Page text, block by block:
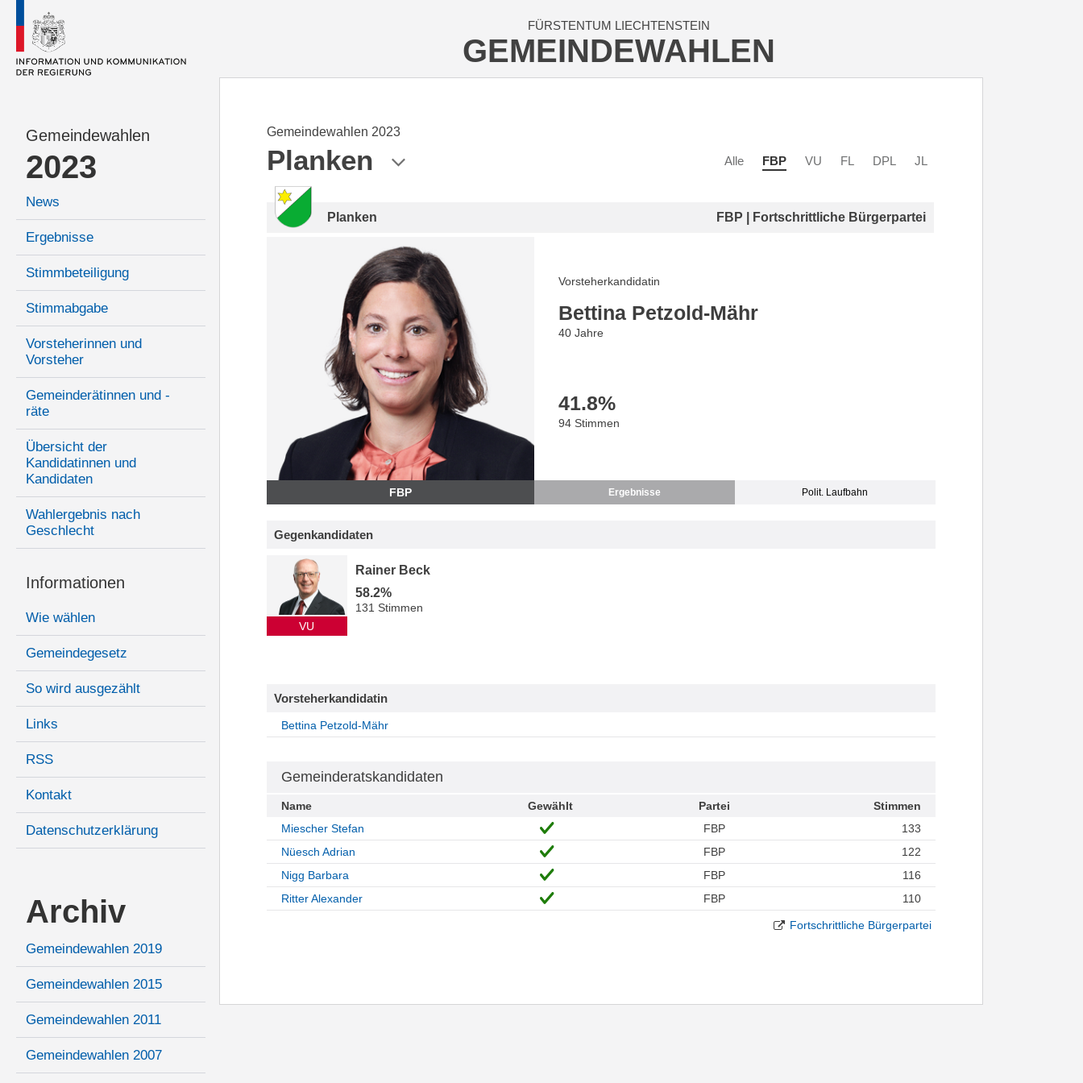
FÜRSTENTUM LIECHTENSTEIN
GEMEINDEWAHLEN
Gemeindewahlen
2023
News
Ergebnisse
Stimmbeteiligung
Stimmabgabe
Vorsteherinnen und
Vorsteher
Gemeinderätinnen und -
räte
Übersicht der
Kandidatinnen und
Kandidaten
Wahlergebnis nach
Geschlecht
Informationen
Wie wählen
Gemeindegesetz
So wird ausgezählt
Links
RSS
Kontakt
Datenschutzerklärung
Archiv
Gemeindewahlen 2019
Gemeindewahlen 2015
Gemeindewahlen 2011
Gemeindewahlen 2007
Gemeindewahlen 2023
Planken Alle FBP VU FL DPL JL
Planken FBP | Fortschrittliche Bürgerpartei
FBP
Vorsteherkandidatin
Bettina Petzold-Mähr
40 Jahre
41.8%
94 Stimmen
Ergebnisse Polit. Laufbahn
Gegenkandidaten
VU
Rainer Beck
58.2%
131 Stimmen
Vorsteherkandidatin
Bettina Petzold-Mähr
Gemeinderatskandidaten
Name Gewählt Partei
Stimmen
Miescher Stefan
FBP
133
Nüesch Adrian
FBP
122
Nigg Barbara
FBP
116
Ritter Alexander
FBP 110
Fortschrittliche Bürgerpartei